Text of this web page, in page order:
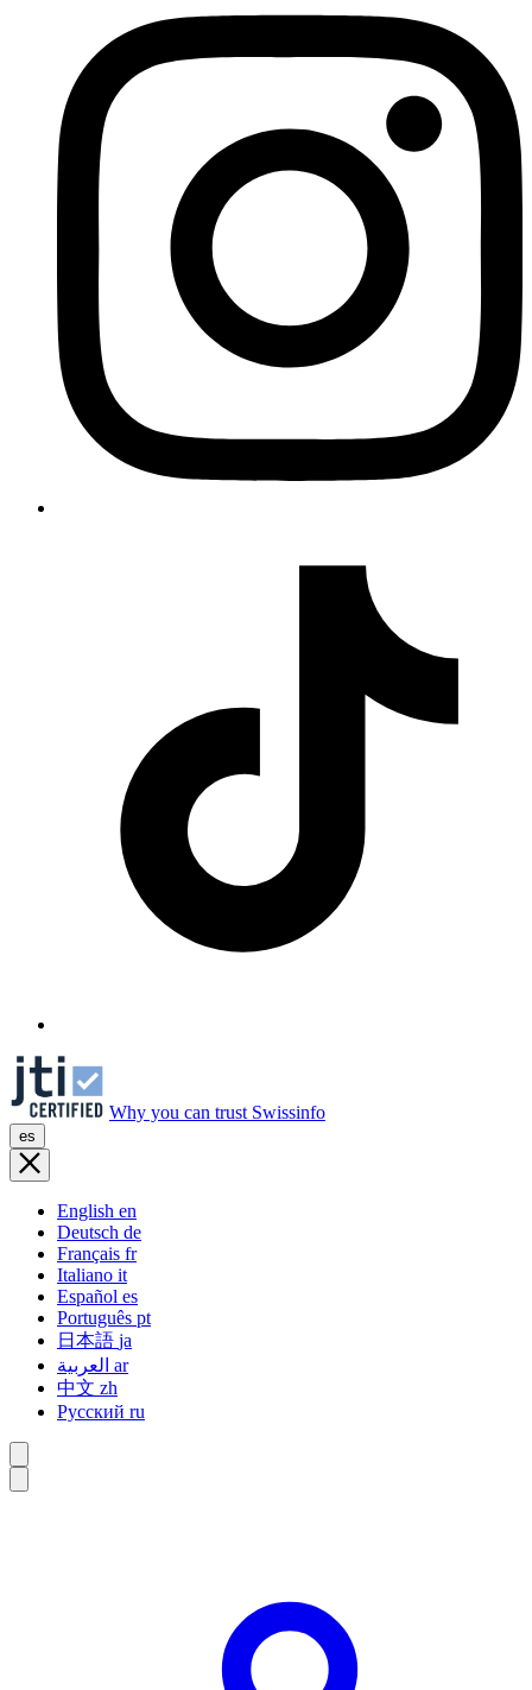
Why you can trust Swissinfo
es
English en
Deutsch de
Français fr
Italiano it
Español es
Português pt
日本語 ja
ar
中文 zh
Русский ru